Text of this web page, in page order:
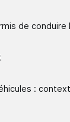
de conduire
: